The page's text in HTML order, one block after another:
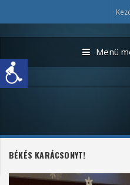
Menü
BÉKÉS KARÁCSONYT!